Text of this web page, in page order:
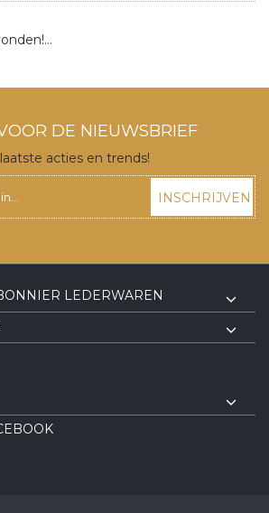
DE NIEUWSBRIEF
acties en trends!
INSCHRIJVEN
LEDERWAREN